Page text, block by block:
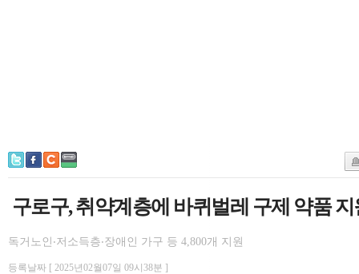
구로구, 취약계층에 바퀴벌레 구제 약품 지
독거노인‧저소득층‧장애인 가구 등 4,800개 지원
등록날짜 [ 2025년02월07일 09시38분 ]